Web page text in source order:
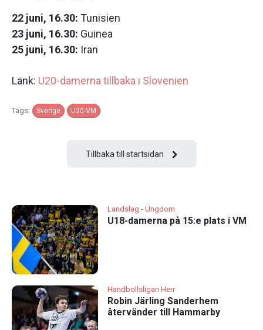
22 juni, 16.30: Tunisien
23 juni, 16.30: Guinea
25 juni, 16.30: Iran
Länk: U20-damerna tillbaka i Slovenien
Tags: Sverige U20-VM
Tillbaka till startsidan
Landslag - Ungdom
U18-damerna på 15:e plats i VM
Handbollsligan Herr
Robin Järling Sanderhem
återvänder till Hammarby